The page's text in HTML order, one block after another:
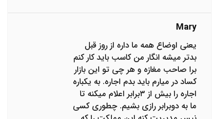
Mary
یعنی اوضاع همه ما داره از روز قبل
بدتر میشه انگار من کاسب باید کار کنم
برا صاحب مغازه و هر چی تو این بازار
کساد در میارم باید بدم اجاره. به یکباره
اجاره را بیش از ۳برابر اعلام میکنه تا
ما به دوبرابر رازی بشیم. چطوری کسی